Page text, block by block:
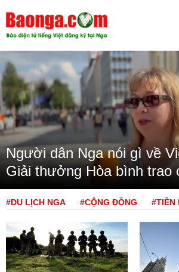
Người dân Nga nói gì về
Giải thưởng Hòa bình trao
#DU LỊCH NGA #CỘNG ĐỒNG #TIỀN